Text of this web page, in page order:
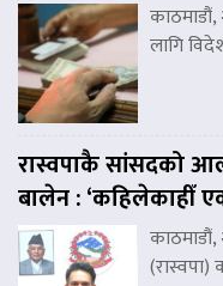
लागि
रास्वपाकै सांसदको
बालेन : ‘कहिलेकाहीँ
काठमाडौं,